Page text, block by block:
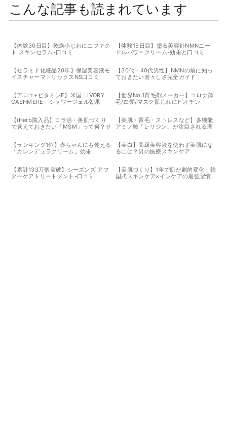
こんな記事も読まれています
【体験30日目】乾燥小じわにエファク
ト スキンセラム-口コミ
【体験15日目】塗る美容針NMNニー
ドルパワークリーム-効果と口コミ
【セラミド化粧品20年】保湿美容液モ
イスチャーマトリックスNS口コミ
【30代・40代男性】NMNの前に知っ
ておきたい若々しさ完全ガイド｜
【アロエ+ビタミンE】米国「IVORY
CASHMERE」シャワージェル効果
【世界No.1育毛剤メーカー】コロナ薄
毛/白髪/マスク肌荒れにビオチン
【iHerb購入品】コラ活・美肌づくり
で覚えておきたい「MSM」って何？サ
【美肌・育毛・ストレスなど】多機能
アミノ酸「L-リジン」が注目される理
【ランキング1位】赤ちゃんにも使える
「カレンデュラクリーム」効果
【美白】高級美容液を使わず美肌にな
るには？男の医療スキンケア
【累計133万個突破】シーズンズ アフ
ターケアトリートメント-口コミ
【美肌づくり】1年で肌が劇的変化！韓
国式スキンケア×インケアの最強習慣